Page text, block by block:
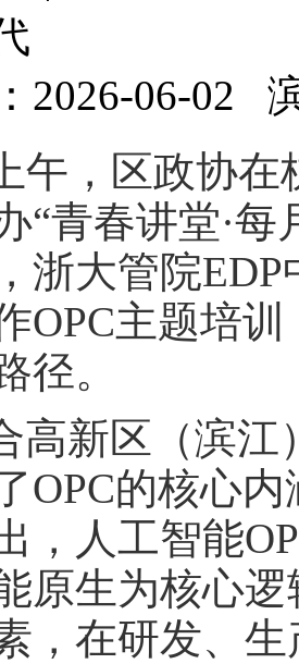
2026-06-02
午，区政协
“青春讲堂·
浙大管院
OPC主题培
径。
高新区（滨
OPC的核心
，人工智能
原生为核心
，在研发、